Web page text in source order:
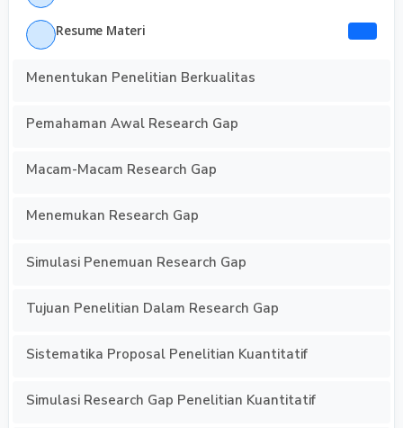
Resume Materi
Menentukan Penelitian Berkualitas
Pemahaman Awal Research Gap
Macam-Macam Research Gap
Menemukan Research Gap
Simulasi Penemuan Research Gap
Tujuan Penelitian Dalam Research Gap
Sistematika Proposal Penelitian Kuantitatif
Simulasi Research Gap Penelitian Kuantitatif